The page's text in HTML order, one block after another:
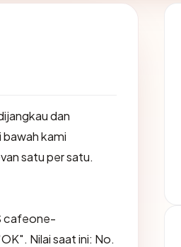
dan
bawah kami
satu per satu.
cafeone-
Nilai saat ini: No.